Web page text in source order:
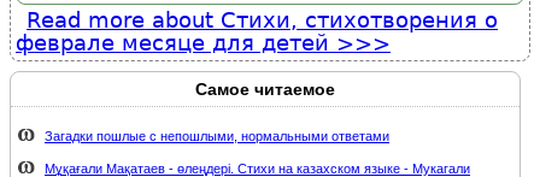
Read more about Стихи, стихотворения о
феврале месяце для детей
Самое читаемое
Загадки пошлые с непошлыми, нормальными ответами
Мұқағали Мақатаев - өлеңдері. Стихи на казахском языке - Мукагали